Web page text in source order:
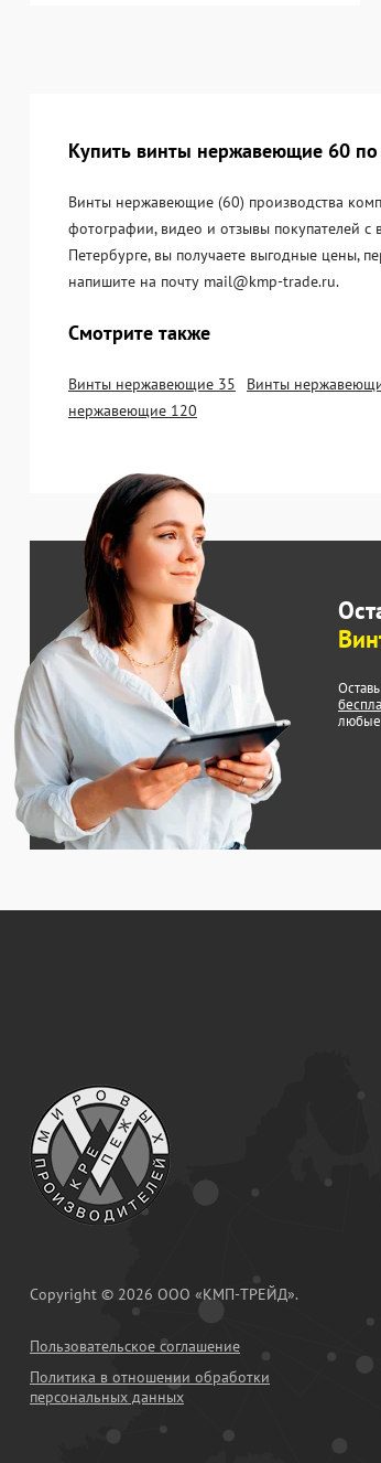
Купить винты нержавеющие 60 по
Винты нержавеющие (60) производства
фотографии, видео и отзывы покупателей
Петербурге, вы получаете выгодные цены,
напишите на почту mail@kmp-trade.ru.
Смотрите также
Винты нержавеющие 35 Винты
нержавеющие 120
Copyright © 2026 ООО «КМП-ТРЕЙД».
Пользовательское соглашение
Политика в отношении обработки
персональных данных